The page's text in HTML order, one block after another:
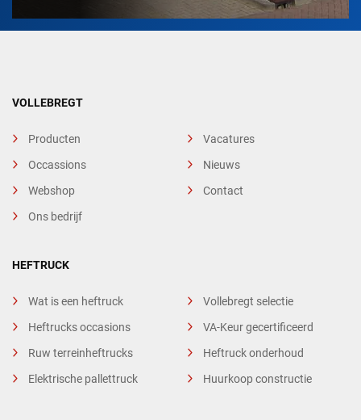
VOLLEBREGT
Producten
Occassions
Webshop
Ons bedrijf
Vacatures
Nieuws
Contact
HEFTRUCK
Wat is een heftruck
Heftrucks occasions
Ruw terreinheftrucks
Elektrische pallettruck
Vollebregt selectie
VA-Keur gecertificeerd
Heftruck onderhoud
Huurkoop constructie